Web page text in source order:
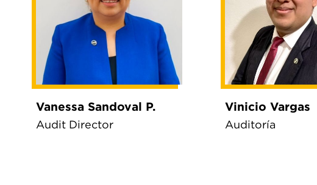
Vanessa Sandoval P.
Audit Director
Vinicio Vargas
Auditoría